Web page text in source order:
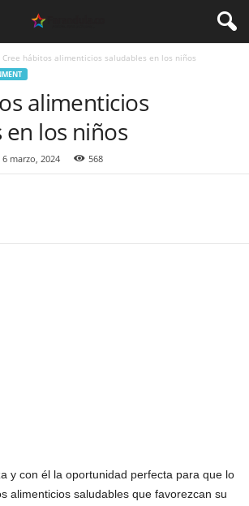
Cree hábitos alimenticios saludables en los niños
alimenticios
los niños
6 marzo, 2024 568
y con él la oportunidad perfecta para que lo
alimenticios saludables que favorezcan su